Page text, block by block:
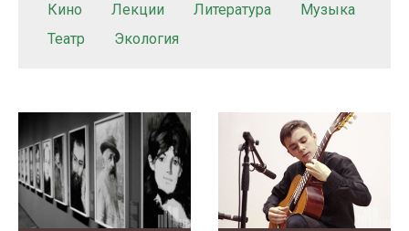
Кино
Лекции Литература
Музыка
Театр
Экология